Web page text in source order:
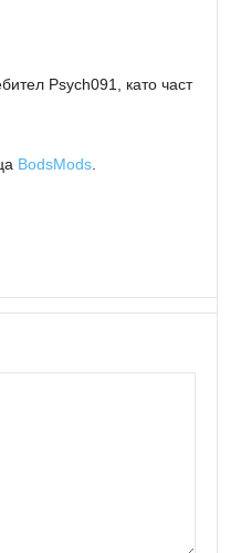
Psych091, като част
BodsMods.